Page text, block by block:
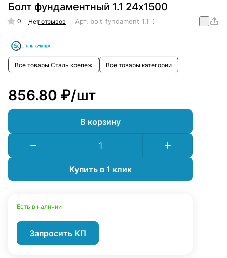
Болт фундаментный 1.1 24х1500
0 Нет отзывов Арт. bolt_fyndament_1.1_24x1500
Все товары Сталь крепеж Все товары категории
856.80 ₽/шт
В корзину
Купить в 1 клик
Есть в наличии
Запросить КП